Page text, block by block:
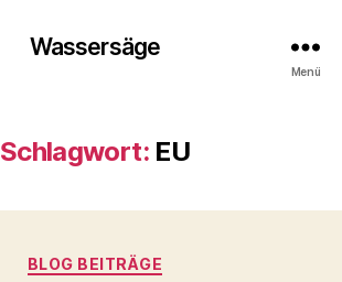
Wassersäge
Menü
Schlagwort: EU
Kategorien
BLOG BEITRÄGE